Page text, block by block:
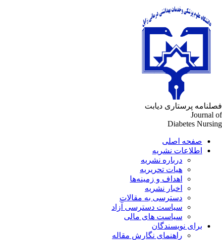
پرستاری دیابت
Journal
Diabetes
صفحه اصلی
اطلاعات نشریه
درباره نشریه
هیات تحریریه
اهداف و زمینه‌ها
اخبار نشریه
دسترسی به مقالات
سیاست دسترسی آزاد
سیاست های مالی
برای نویسندگان
راهنمای نگارش مقاله